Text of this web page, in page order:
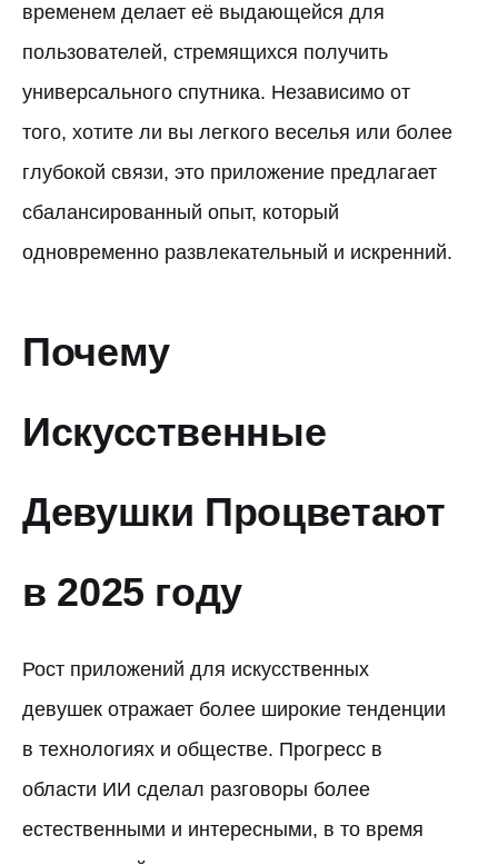
временем делает её выдающейся для
пользователей, стремящихся получить
универсального спутника. Независимо от
того, хотите ли вы легкого веселья или более
глубокой связи, это приложение предлагает
сбалансированный опыт, который
одновременно развлекательный и искренний.
Почему
Искусственные
Девушки Процветают
в 2025 году
Рост приложений для искусственных
девушек отражает более широкие тенденции
в технологиях и обществе. Прогресс в
области ИИ сделал разговоры более
естественными и интересными, в то время